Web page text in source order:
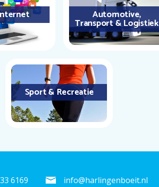
Automotive,
Transport & Logistiek
Sport & Recreatie
6169 info@harlingenboeit.nl